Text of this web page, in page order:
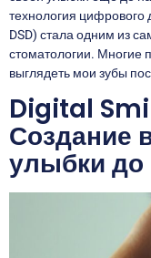
технология
DSD) стала одним из
стоматологии. Многие
выглядеть мои зубы
Digital
Создание
улыбки до